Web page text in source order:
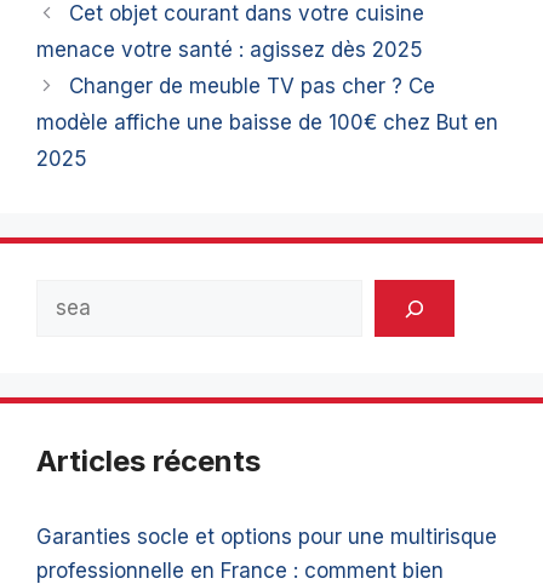
Cet objet courant dans votre cuisine
menace votre santé : agissez dès 2025
Changer de meuble TV pas cher ? Ce
modèle affiche une baisse de 100€ chez But en
2025
Articles récents
Garanties socle et options pour une multirisque
professionnelle en France : comment bien